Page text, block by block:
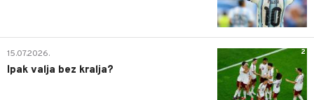
2
15.07.2026.
Ipak valja bez kralja?